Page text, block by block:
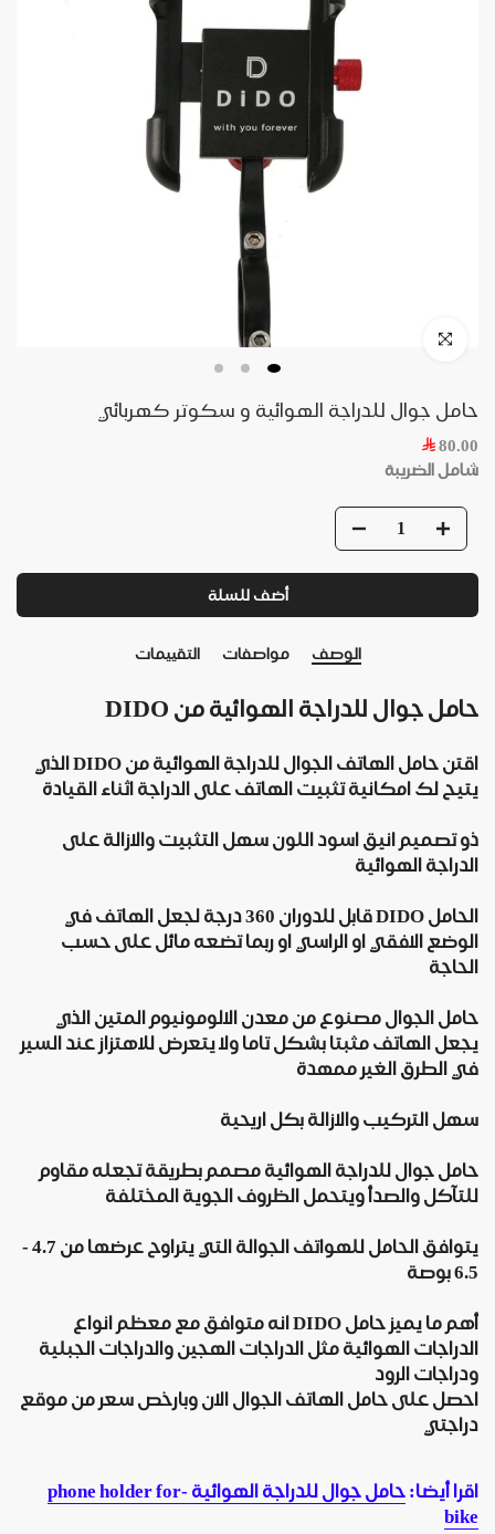
حامل جوال للدراجة الهوائية و سكوتر كهربائي
80.00
شامل الضريبة
أضف للسلة
الوصف مواصفات التقييمات
حامل جوال للدراجة الهوائية من DIDO
اقتن حامل الهاتف الجوال للدراجة الهوائية من DIDO الذي
يتيح لك امكانية تثبيت الهاتف على الدراجة اثناء القيادة
ذو تصميم انيق اسود اللون سهل التثبيت والازالة على
الدراجة الهوائية
الحامل DIDO قابل للدوران 360 درجة لجعل الهاتف في
الوضع الافقي او الراسي او ربما تضعه مائل على حسب
الحاجة
حامل الجوال مصنوع من معدن الالومونيوم المتين الذي
يجعل الهاتف مثبتا بشكل تاما ولا يتعرض للاهتزاز عند السير
في الطرق الغير ممهدة
سهل التركيب والازالة بكل اريحية
حامل جوال للدراجة الهوائية مصمم بطريقة تجعله مقاوم
للتآكل والصدأ ويتحمل الظروف الجوية المختلفة
يتوافق الحامل للهواتف الجوالة التي يتراوح عرضها من 4.7 -
6.5 بوصة
أهم ما يميز حامل DIDO انه متوافق مع معظم انواع
الدراجات الهوائية مثل الدراجات الهجين والدراجات الجبلية
ودراجات الرود
احصل على حامل الهاتف الجوال الان وبارخص سعر من موقع
دراجتي
اقرا أيضا:
حامل جوال للدراجة الهوائية -phone holder for
bike